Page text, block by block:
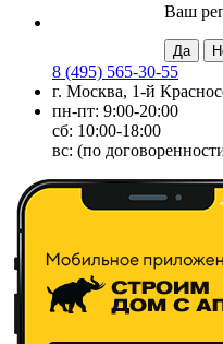
Ваш
8 (495) 565-30-55
г. Москва, 1-й
пн-пт: 9:00-20:00
сб: 10:00-18:00
вс: (по